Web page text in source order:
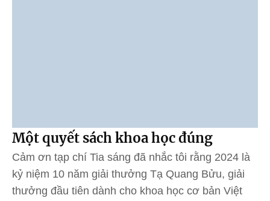
Một quyết sách khoa học đúng
Cảm ơn tạp chí Tia sáng đã nhắc tôi rằng 2024 là
kỷ niệm 10 năm giải thưởng Tạ Quang Bửu, giải
thưởng đầu tiên dành cho khoa học cơ bản Việt